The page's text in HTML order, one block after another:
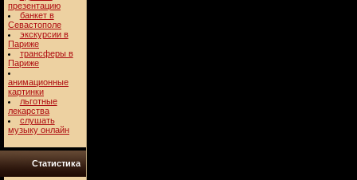
презентацию
банкет в
Севастополе
экскурсии в
Париже
трансферы в
Париже
анимационные
картинки
льготные
лекарства
слушать
музыку онлайн
Статистика